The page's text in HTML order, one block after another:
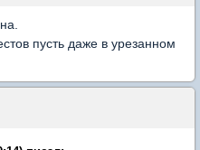
пусть даже в урезанном